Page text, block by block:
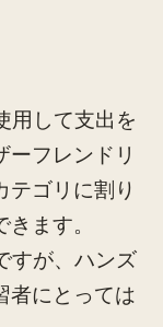
用して支出を
フレンドリ
テゴリに割り
ます。
すが、ハンズ
者にとっては